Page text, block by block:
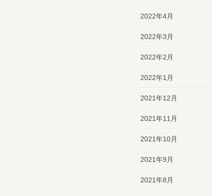
2022年4月
2022年3月
2022年2月
2022年1月
2021年12月
2021年11月
2021年10月
2021年9月
2021年8月